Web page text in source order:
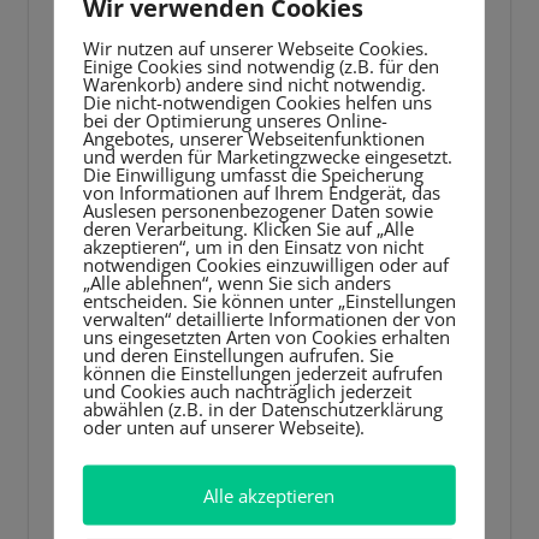
Atmung prüfen:Atmet das Kind? Falls ja,
in die stabile Seitenlage bringen.
Keine Atmung?
Sofort den Notruf 112 wählen.
Mit der Wiederbelebung beginnen:
30-mal Herzdruckmassage (mittig auf
dem Brustkorb, ca. 5 cm tief) und 2-
mal Atemspende (Mund-zu-Mund
oder Mund-zu-Nase).
Diesen Zyklus solange wiederholen,
bis professionelle Hilfe eintrifft.
Tipp: Falls ein Defibrillator (AED) in der
Nähe ist, sofort einsetzen.
3. Starke Blutungen stillen
Wir verwenden Cookies
Wir nutzen auf unserer Webseite Cookies.
Einige Cookies sind notwendig (z.B. für den
Warenkorb) andere sind nicht notwendig.
Die nicht-notwendigen Cookies helfen uns
bei der Optimierung unseres Online-
Angebotes, unserer Webseitenfunktionen
und werden für Marketingzwecke eingesetzt.
Die Einwilligung umfasst die Speicherung
von Informationen auf Ihrem Endgerät, das
Auslesen personenbezogener Daten sowie
deren Verarbeitung. Klicken Sie auf „Alle
akzeptieren“, um in den Einsatz von nicht
notwendigen Cookies einzuwilligen oder auf
„Alle ablehnen“, wenn Sie sich anders
entscheiden. Sie können unter „Einstellungen
verwalten“ detaillierte Informationen der von
uns eingesetzten Arten von Cookies erhalten
und deren Einstellungen aufrufen. Sie
können die Einstellungen jederzeit aufrufen
und Cookies auch nachträglich jederzeit
abwählen (z.B. in der Datenschutzerklärung
oder unten auf unserer Webseite).
Alle akzeptieren